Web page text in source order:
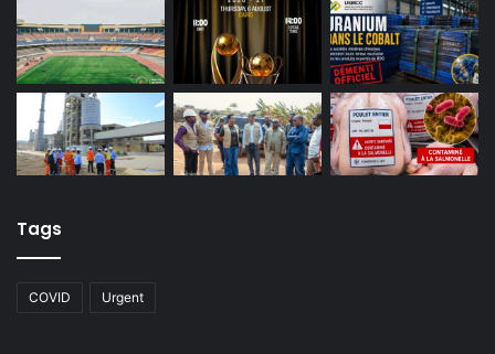
Tags
COVID Urgent